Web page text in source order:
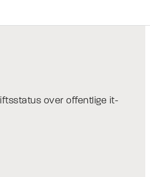
over offentlige it-